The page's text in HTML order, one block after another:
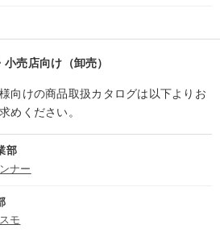
小売店向け（卸売）
向けの商品取扱カタログは以下よりお
求めください。
部
ナー
モ